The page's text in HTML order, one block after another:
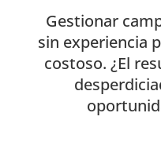
Gestionar
sin experiencia
costoso. ¿El